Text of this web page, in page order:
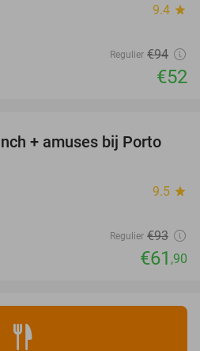
9.4 star
Regulier €94
€52
33%
+ amuses bij Porto
9.5 star
Regulier €93
€61 ,90